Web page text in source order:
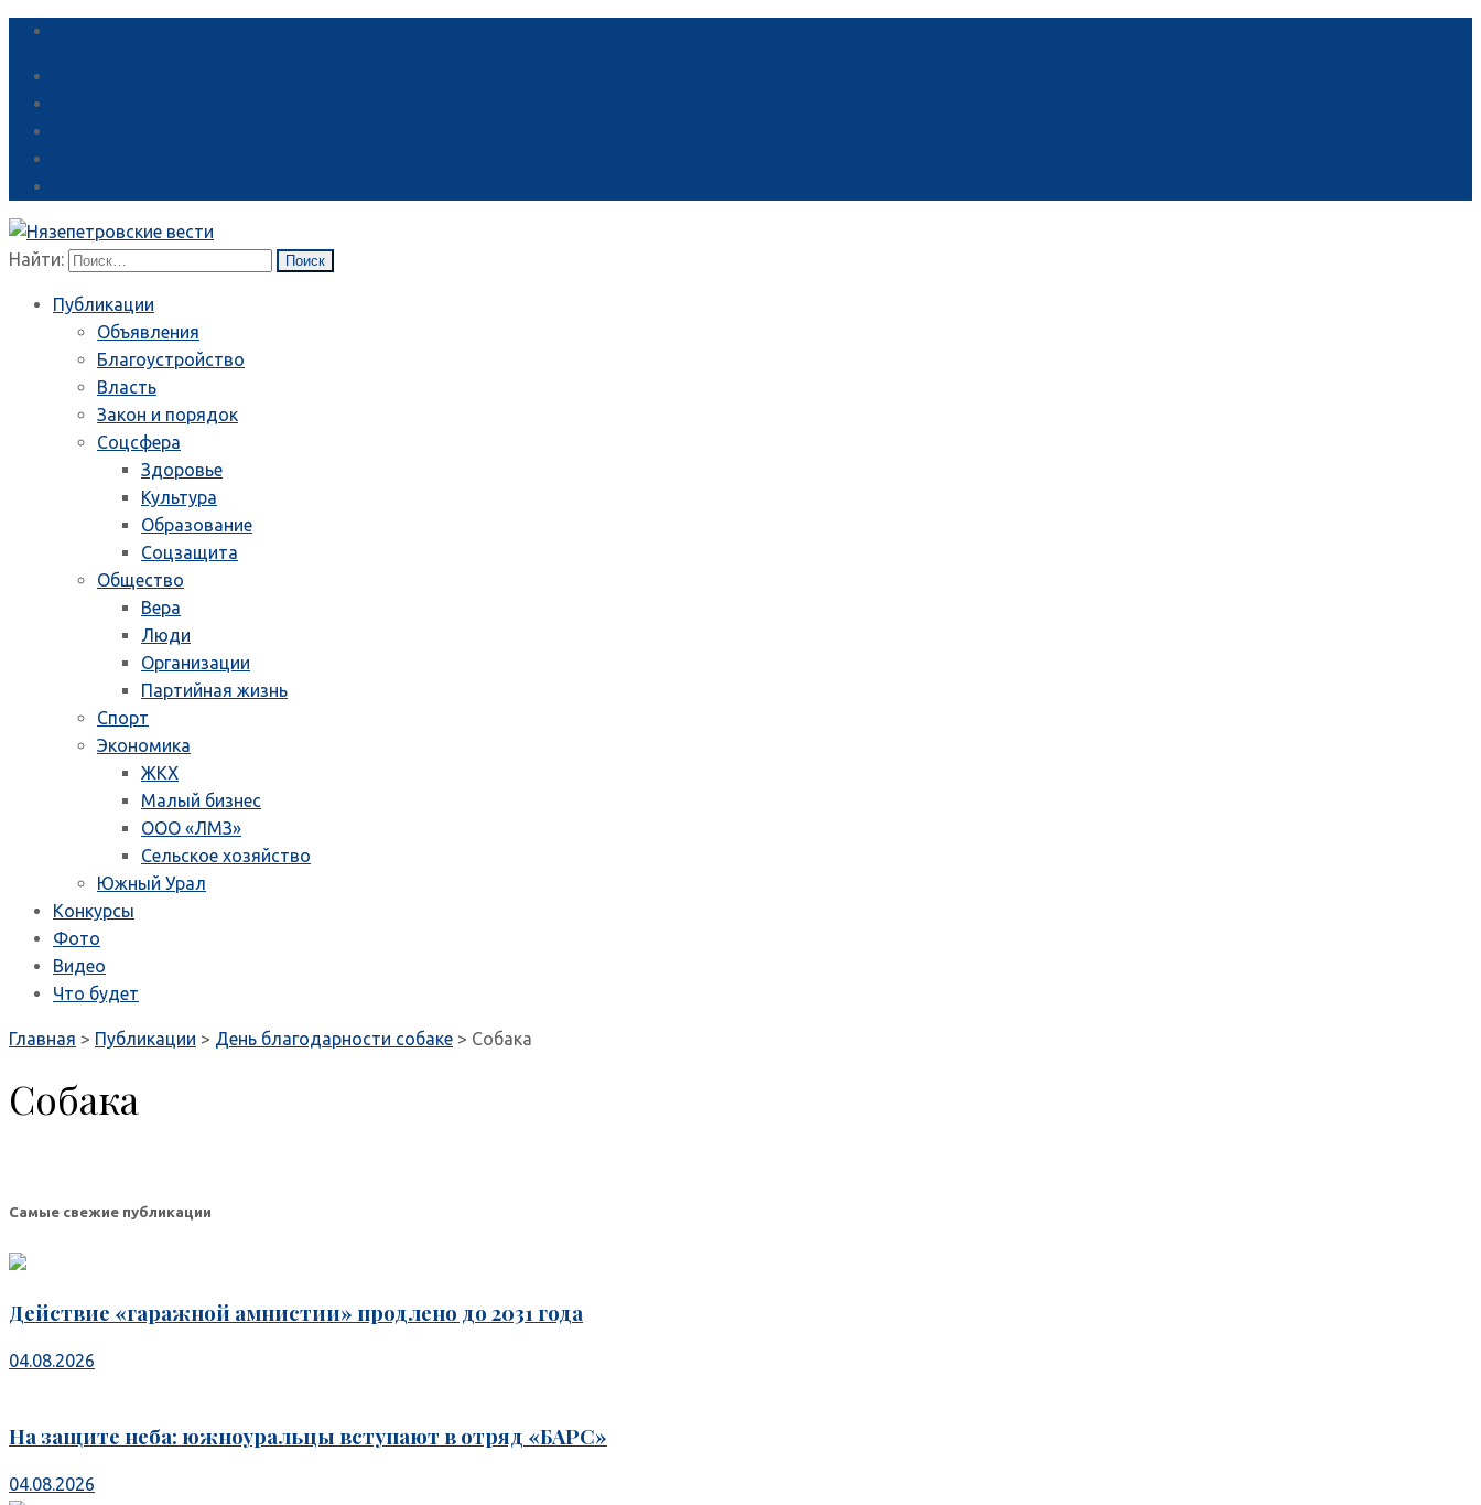
Найти:
Публикации
Объявления
Благоустройство
Власть
Закон и порядок
Соцсфера
Здоровье
Культура
Образование
Соцзащита
Общество
Вера
Люди
Организации
Партийная жизнь
Спорт
Экономика
ЖКХ
Малый бизнес
ООО «ЛМЗ»
Сельское хозяйство
Южный Урал
Конкурсы
Фото
Видео
Что будет
Главная > Публикации > День благодарности собаке > Собака
Собака
Самые свежие публикации
Действие «гаражной амнистии» продлено до 2031 года
04.08.2026
На защите неба: южноуральцы вступают в отряд «БАРС»
04.08.2026